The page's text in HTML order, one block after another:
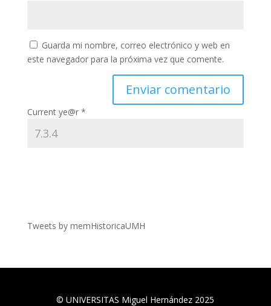
Guarda mi nombre, correo electrónico y web en
este navegador para la próxima vez que comente.
Current ye@r *
Tweets by memHistoricaUMH
©UNIVERSITAS Miguel Hernández 2025